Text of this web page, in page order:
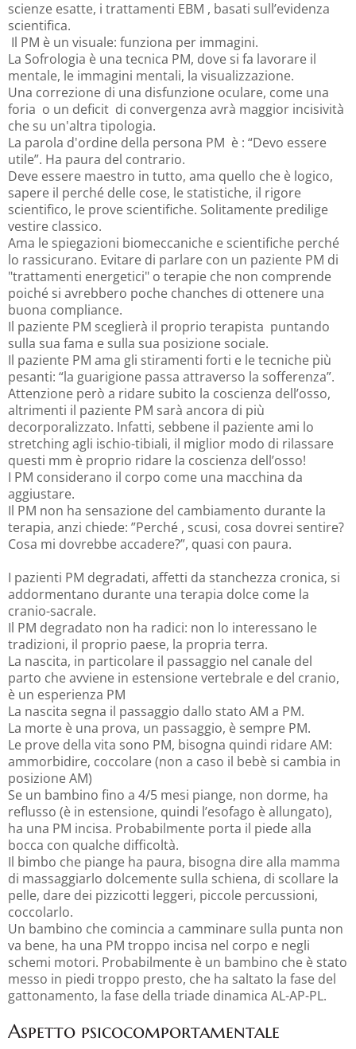
scienze esatte, i trattamenti EBM , basati sull’evidenza
scientifica.
Il PM è un visuale: funziona per immagini.
La Sofrologia è una tecnica PM, dove si fa lavorare il
mentale, le immagini mentali, la visualizzazione.
Una correzione di una disfunzione oculare, come una
foria o un deficit di convergenza avrà maggior incisività
che su un'altra tipologia.
La parola d'ordine della persona PM è : “Devo essere
utile”. Ha paura del contrario.
Deve essere maestro in tutto, ama quello che è logico,
sapere il perché delle cose, le statistiche, il rigore
scientifico, le prove scientifiche. Solitamente predilige
vestire classico.
Ama le spiegazioni biomeccaniche e scientifiche perché
lo rassicurano. Evitare di parlare con un paziente PM di
"trattamenti energetici" o terapie che non comprende
poiché si avrebbero poche chanches di ottenere una
buona compliance.
Il paziente PM sceglierà il proprio terapista puntando
sulla sua fama e sulla sua posizione sociale.
Il paziente PM ama gli stiramenti forti e le tecniche più
pesanti: “la guarigione passa attraverso la sofferenza”.
Attenzione però a ridare subito la coscienza dell’osso,
altrimenti il paziente PM sarà ancora di più
decorporalizzato. Infatti, sebbene il paziente ami lo
stretching agli ischio-tibiali, il miglior modo di rilassare
questi mm è proprio ridare la coscienza dell’osso!
I PM considerano il corpo come una macchina da
aggiustare.
Il PM non ha sensazione del cambiamento durante la
terapia, anzi chiede: ”Perché , scusi, cosa dovrei sentire?
Cosa mi dovrebbe accadere?”, quasi con paura.
I pazienti PM degradati, affetti da stanchezza cronica, si
addormentano durante una terapia dolce come la
cranio-sacrale.
Il PM degradato non ha radici: non lo interessano le
tradizioni, il proprio paese, la propria terra.
La nascita, in particolare il passaggio nel canale del
parto che avviene in estensione vertebrale e del cranio,
è un esperienza PM
La nascita segna il passaggio dallo stato AM a PM.
La morte è una prova, un passaggio, è sempre PM.
Le prove della vita sono PM, bisogna quindi ridare AM:
ammorbidire, coccolare (non a caso il bebè si cambia in
posizione AM)
Se un bambino fino a 4/5 mesi piange, non dorme, ha
reflusso (è in estensione, quindi l’esofago è allungato),
ha una PM incisa. Probabilmente porta il piede alla
bocca con qualche difficoltà.
Il bimbo che piange ha paura, bisogna dire alla mamma
di massaggiarlo dolcemente sulla schiena, di scollare la
pelle, dare dei pizzicotti leggeri, piccole percussioni,
coccolarlo.
Un bambino che comincia a camminare sulla punta non
va bene, ha una PM troppo incisa nel corpo e negli
schemi motori. Probabilmente è un bambino che è stato
messo in piedi troppo presto, che ha saltato la fase del
gattonamento, la fase della triade dinamica AL-AP-PL.
Aspetto psicocomportamentale